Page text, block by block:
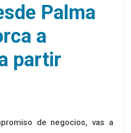
Palma
a
partir
de negocios, vas a